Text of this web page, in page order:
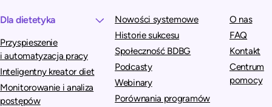
Dla dietetyka
Przyspieszenie
i automatyzacja pracy
Inteligentny kreator diet
Monitorowanie i analiza
postępów
Nowości systemowe
Historie sukcesu
Społeczność BDBG
Podcasty
Webinary
Porównania programów
O nas
FAQ
Kontakt
Centrum
pomocy